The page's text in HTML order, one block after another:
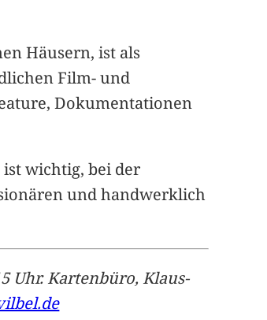
Häusern, ist als
Film- und
Dokumentationen
ist wichtig, bei der
und handwerklich
Uhr. Kartenbüro, Klaus-